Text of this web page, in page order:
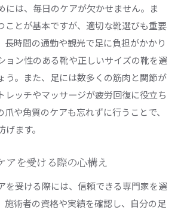
維持がもたらす長期的なメリット
を未然に防ぐ東京都内でのフットケア
で取り入れたい簡単フットケアテクニ
別に見る効果的なフットケアの方法
環境に適したフットケアのアプローチ
きるフットケアとその効果
には、毎日のケアが欠かせません。ま
ことが基本ですが、適切な靴選びも重要
長時間の通勤や観光で足に負担がかかり
ョン性のある靴や正しいサイズの靴を選
う。また、足には数多くの筋肉と関節が
レッチやマッサージが疲労回復に役立ち
爪や角質のケアも忘れずに行うことで、
ます。
アを受ける際の心構え
を受ける際には、信頼できる専門家を選
施術者の資格や実績を確認し、自分の足